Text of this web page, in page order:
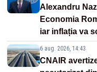
Alexandru
Economia
iar inflația va
6 aug. 2026, 14:43
CNAIR